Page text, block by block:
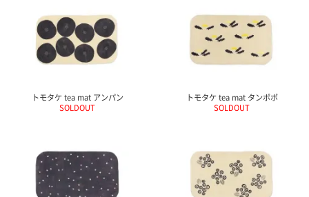
トモタケ tea mat アンパン
SOLDOUT
トモタケ tea mat タンポポ
SOLDOUT